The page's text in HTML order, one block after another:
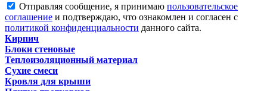
Отправляя сообщение, я принимаю пользовательское
соглашение и подтверждаю, что ознакомлен и согласен с
политикой конфиденциальности данного сайта.
Кирпич
Блоки стеновые
Теплоизоляционный материал
Сухие смеси
Кровля для крыши